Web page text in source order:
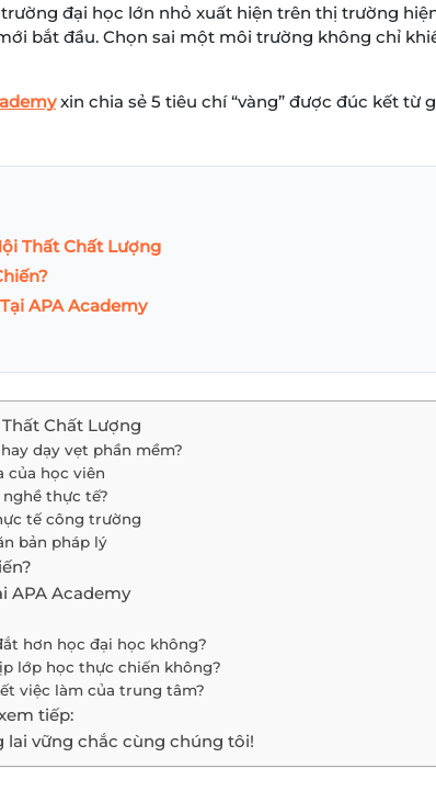
đại học lớn nhỏ xuất hiện trên thị trường
bắt đầu. Chọn sai một môi trường không chỉ
xin chia sẻ 5 tiêu chí “vàng” được đúc kết từ
Thất Chất Lượng
APA Academy
Chất Lượng
dạy vẹt phần mềm?
của học viên
nghề thực tế?
tế công trường
bản pháp lý
APA Academy
hơn học đại học không?
lớp học thực chiến không?
việc làm của trung tâm?
tiếp:
vững chắc cùng chúng tôi!